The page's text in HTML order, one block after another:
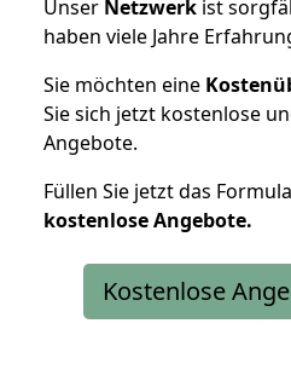
Unser Netzwerk ist
haben viele Jahre
Sie möchten eine
Sie sich jetzt kostenlose
Angebote.
Füllen Sie jetzt das
kostenloseAngebote.
Kostenlose